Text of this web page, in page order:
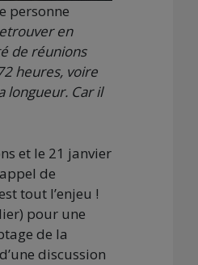
personne
en
de réunions
heures, voire
longueur. Car il
et le 21 janvier
de
tout l’enjeu !
pour une
de la
discussion